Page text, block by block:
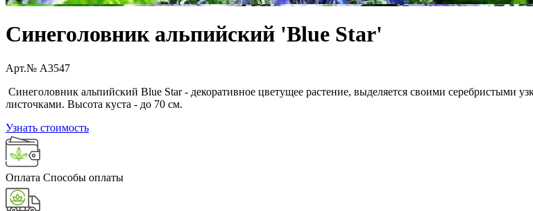
Синеголовник альпийский 'Blue Star'
Арт.№ A3547
Синеголовник альпийский Blue Star - декоративное цветущее растение, выделяется своими серебристыми
листочками. Высота куста - до 70 см.
Узнать стоимость
Оплата Способы оплаты